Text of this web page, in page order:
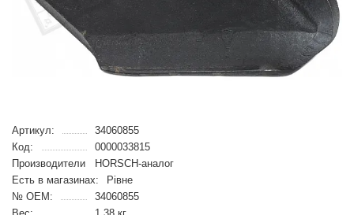
Артикул:
34060855
Код:
0000033815
Производители
HORSCH-аналог
Есть в магазинах:
Рівне
№ OEM:
34060855